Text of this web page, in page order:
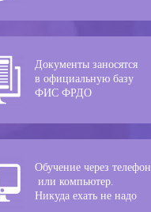
Документы заносятся
в официальную базу
ФИС ФРДО
Обучение через телефон
или компьютер.
Никуда ехать не надо